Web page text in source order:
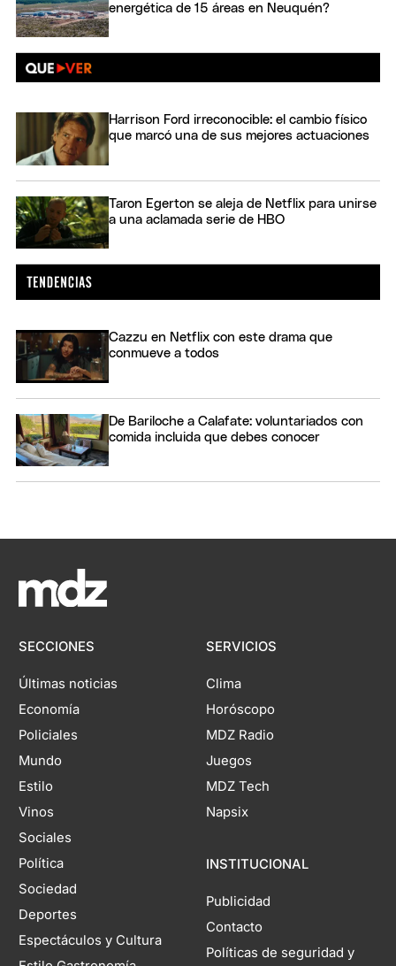
energética de 15 áreas en Neuquén?
Harrison Ford irreconocible: el cambio físico
que marcó una de sus mejores actuaciones
Taron Egerton se aleja de Netflix para unirse
a una aclamada serie de HBO
Cazzu en Netflix con este drama que
conmueve a todos
De Bariloche a Calafate: voluntariados con
comida incluida que debes conocer
SECCIONES
Últimas noticias
Economía
Policiales
Mundo
Estilo
Vinos
Sociales
Política
Sociedad
Deportes
Espectáculos y Cultura
SERVICIOS
Clima
Horóscopo
MDZ Radio
Juegos
MDZ Tech
Napsix
INSTITUCIONAL
Publicidad
Contacto
Políticas de seguridad y